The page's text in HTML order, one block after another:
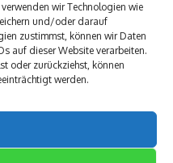
wir Technologien wie
und/oder darauf
zustimmst, können wir Daten
auf dieser Website verarbeiten.
oder zurückziehst, können
werden.